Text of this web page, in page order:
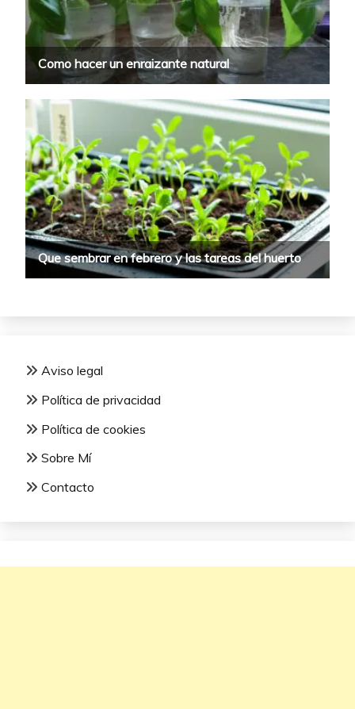
Aviso legal
Política de privacidad
Política de cookies
Sobre Mí
Contacto